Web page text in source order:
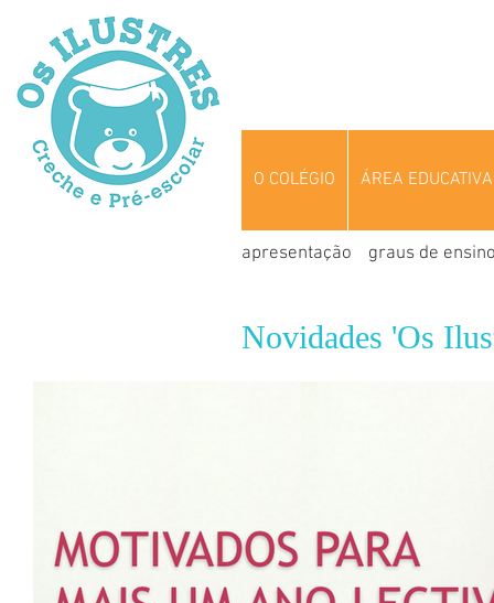
O COLÉGIO ÁREA EDUCATIVA
apresentação graus de
Novidades 'Os